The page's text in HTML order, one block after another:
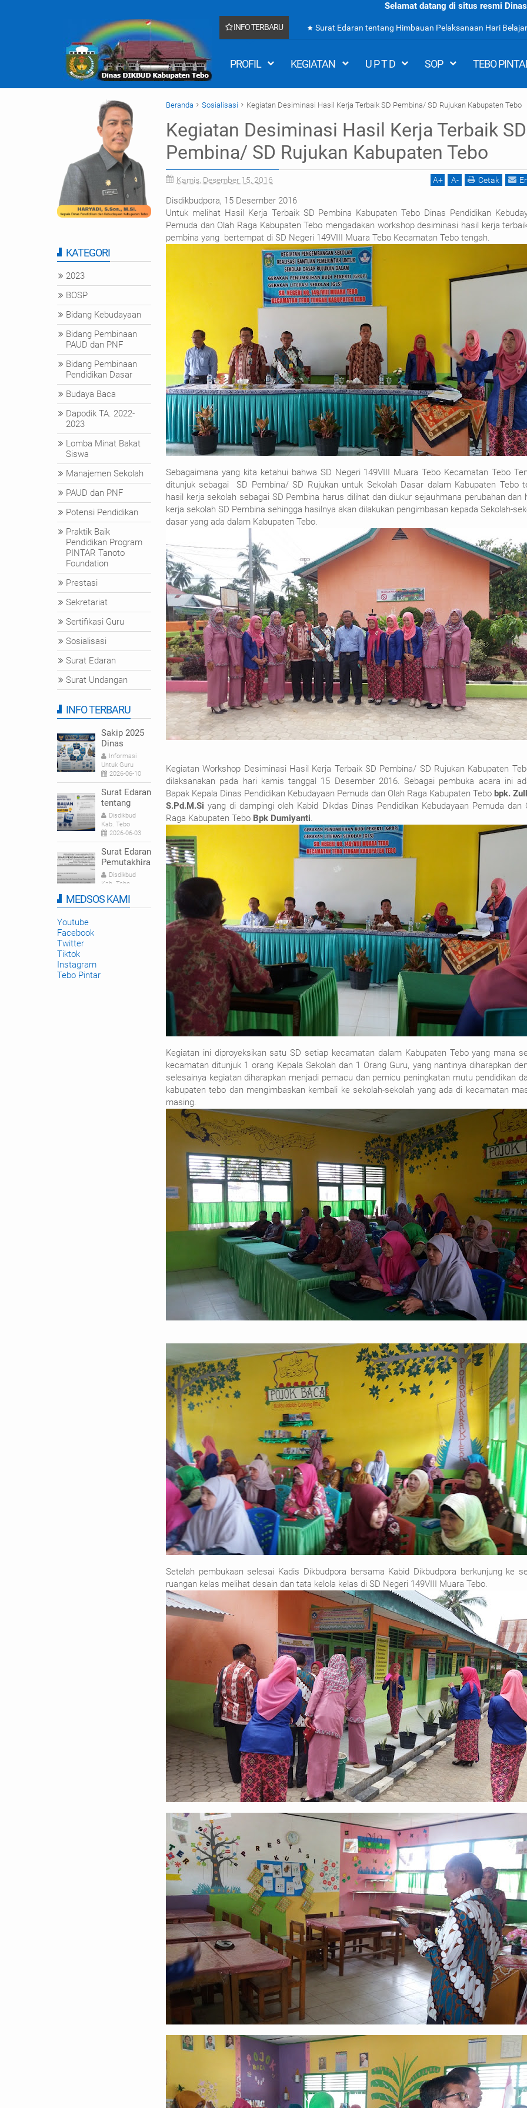
Selamat datang di situs resmi Dinas Pendidikan dan Kebudayaan
INFO TERBARU Surat Edaran tentang Himbauan Pelaksanaan Hari
PROFIL KEGIATAN U P T D SOP TEBO
Beranda Sosialisasi Kegiatan Desiminasi Hasil Kerja Terbaik SD Pembina/ SD Rujukan Kabupaten Tebo
Kegiatan Desiminasi Hasil Kerja Terbaik SD
Pembina/ SD Rujukan Kabupaten Tebo
Kamis, Desember 15, 2016 A+ A- Cetak
Disdikbudpora, 15 Desember 2016
Untuk melihat Hasil Kerja Terbaik SD Pembina Kabupaten Tebo Dinas Pendidikan
Pemuda dan Olah Raga Kabupaten Tebo mengadakan workshop desiminasi hasil kerja
pembina yang bertempat di SD Negeri 149VIII Muara Tebo Kecamatan Tebo tengah.
Sebagaimana yang kita ketahui bahwa SD Negeri 149VIII Muara Tebo Kecamatan Tebo
ditunjuk sebagai SD Pembina/ SD Rujukan untuk Sekolah Dasar dalam Kabupaten Tebo
hasil kerja sekolah sebagai SD Pembina harus dilihat dan diukur sejauhmana perubahan dan
kerja sekolah SD Pembina sehingga hasilnya akan dilakukan pengimbasan kepada Sekolah-
dasar yang ada dalam Kabupaten Tebo.
Kegiatan Workshop Desiminasi Hasil Kerja Terbaik SD Pembina/ SD Rujukan Kabupaten
dilaksanakan pada hari kamis tanggal 15 Desember 2016. Sebagai pembuka acara ini
Bapak Kepala Dinas Pendidikan Kebudayaan Pemuda dan Olah Raga Kabupaten Tebo bpk.
S.Pd.M.Si yang di dampingi oleh Kabid Dikdas Dinas Pendidikan Kebudayaan Pemuda dan
Raga Kabupaten Tebo Bpk Dumiyanti.
Kegiatan ini diproyeksikan satu SD setiap kecamatan dalam Kabupaten Tebo yang mana
kecamatan ditunjuk 1 orang Kepala Sekolah dan 1 Orang Guru, yang nantinya diharapkan
selesainya kegiatan diharapkan menjadi pemacu dan pemicu peningkatan mutu pendidikan
kabupaten tebo dan mengimbaskan kembali ke sekolah-sekolah yang ada di kecamatan
masing.
Setelah pembukaan selesai Kadis Dikbudpora bersama Kabid Dikbudpora berkunjung ke
ruangan kelas melihat desain dan tata kelola kelas di SD Negeri 149VIII Muara Tebo.
KATEGORI
2023
BOSP
Bidang Kebudayaan
Bidang Pembinaan
PAUD dan PNF
Bidang Pembinaan
Pendidikan Dasar
Budaya Baca
Dapodik TA. 2022-
2023
Lomba Minat Bakat
Siswa
Manajemen Sekolah
PAUD dan PNF
Potensi Pendidikan
Praktik Baik
Pendidikan Program
PINTAR Tanoto
Foundation
Prestasi
Sekretariat
Sertifikasi Guru
Sosialisasi
Surat Edaran
Surat Undangan
INFO TERBARU
Sakip 2025
Dinas
Pendidikan
dan
Kebudayaan
Informasi
Untuk Guru
2026-06-10
Surat Edaran
tentang
Himbauan
Pelaksanaan
Hari Belajar
Guru |
Disdikbud
Kabupaten
Tebo
Disdikbud
Kab. Tebo
2026-06-03
Surat Edaran
Pemutakhira
n Dapodik
Semester
Genap
Tahun
Disdikbud
Kab. Tebo
Pelatihan
MEDSOS KAMI
Youtube
Facebook
Twitter
Tiktok
Instagram
Tebo Pintar